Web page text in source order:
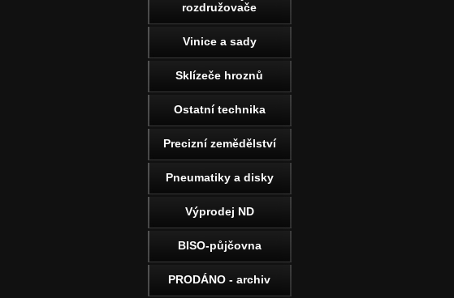
rozdružovače
Vinice a sady
Sklízeče hroznů
Ostatní technika
Precizní zemědělství
Pneumatiky a disky
Výprodej ND
BISO-půjčovna
PRODÁNO - archiv